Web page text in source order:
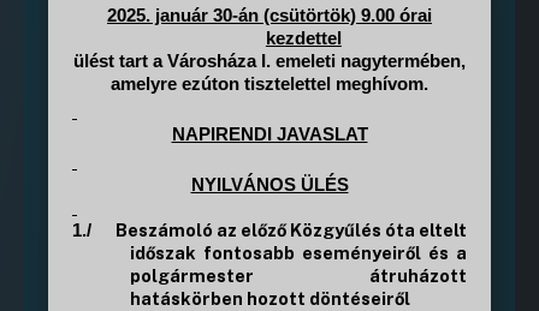
2025. január 30-án (csütörtök) 9.00 órai
kezdettel
ülést tart a Városháza I. emeleti nagytermében,
amelyre ezúton tisztelettel meghívom.
NAPIRENDI JAVASLAT
NYILVÁNOS ÜLÉS
1./
Beszámoló az előző Közgyűlés óta eltelt
időszak fontosabb eseményeiről és a
polgármester átruházott
hatáskörben hozott döntéseiről